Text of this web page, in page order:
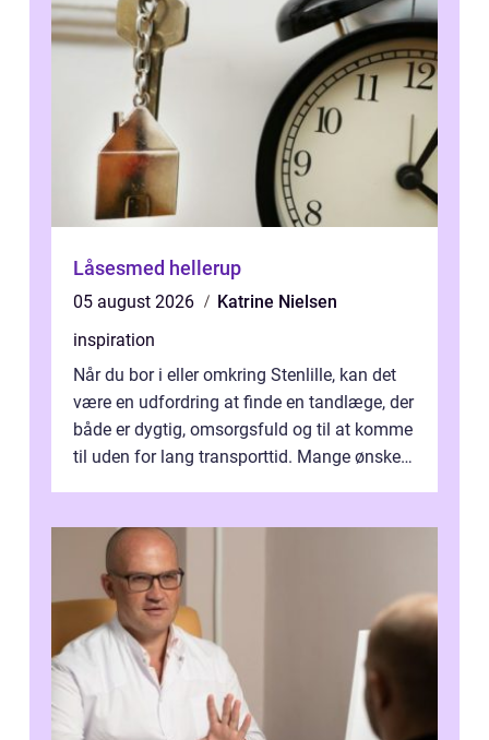
Låsesmed hellerup
05 august 2026
Katrine Nielsen
inspiration
Når du bor i eller omkring Stenlille, kan det
være en udfordring at finde en tandlæge, der
både er dygtig, omsorgsfuld og til at komme
til uden for lang transporttid. Mange ønsker